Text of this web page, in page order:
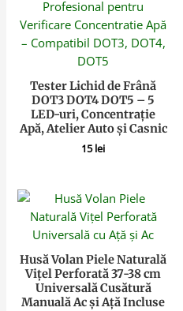
Tester Lichid de Frână
DOT3 DOT4 DOT5 – 5
LED-uri, Concentrație
Apă, Atelier Auto și Casnic
15lei
Husă Volan Piele Naturală
Vițel Perforată 37-38 cm
Universală Cusătură
Manuală Ac și Ață Incluse